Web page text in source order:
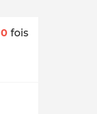
0 fois